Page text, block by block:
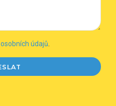
osobních údajů